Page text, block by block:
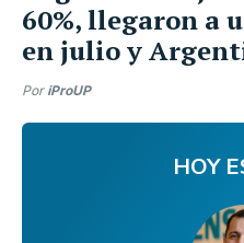
60%, llegaron a
en julio y
Por iProUP
HOY